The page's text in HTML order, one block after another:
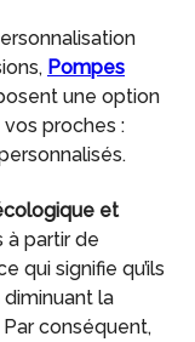
Pompes
une option
proches :
et
à partir de
qui signifie qu’ils
la
conséquent,